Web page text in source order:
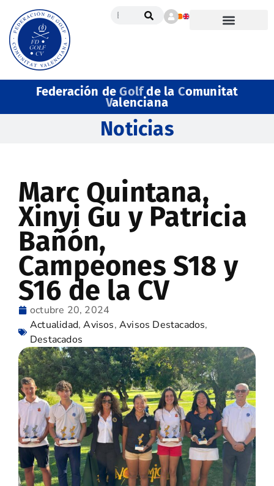
Federación deGolfde la Comunitat
Valenciana
Noticias
Marc Quintana,
Xinyi Gu y Patricia
Bañón,
Campeones S18 y
S16 de la CV
octubre 20, 2024
Actualidad,Avisos,Avisos Destacados,
Destacados